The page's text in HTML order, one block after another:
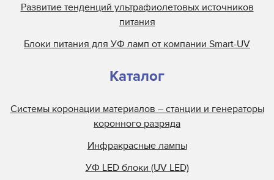
Развитие тенденций ультрафиолетовых источников
питания
Блоки питания для УФ ламп от компании Smart-UV
Каталог
Системы коронации материалов – станции и генераторы
коронного разряда
Инфракрасные лампы
УФ LED блоки (UV LED)